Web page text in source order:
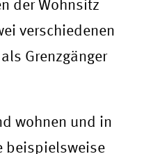
der Wohnsitz
verschiedenen
Grenzgänger
wohnen und in
beispielsweise